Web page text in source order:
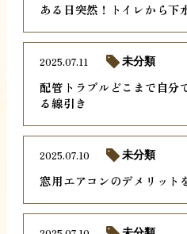
ある日突然！トイレから下
配管トラブルどこまで自分
る線引き
2025.07.11 未分類
窓用エアコンのデメリット
2025.07.10 未分類